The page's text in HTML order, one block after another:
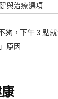
與治療選項
夠，下午 3 點
原因